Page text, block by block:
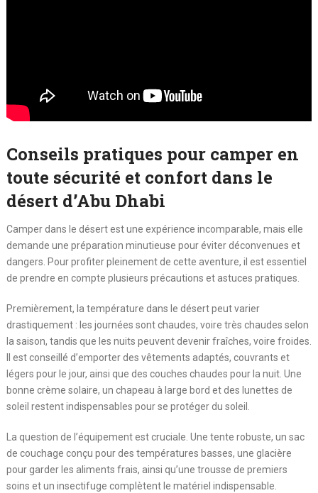
Conseils pratiques pour camper en
toute sécurité et confort dans le
désert d’Abu Dhabi
Camper dans le désert est une expérience incomparable, mais elle
demande une préparation minutieuse pour éviter déconvenues et
dangers. Pour profiter pleinement de cette aventure, il est essentiel
de prendre en compte plusieurs précautions et astuces pratiques.
Premièrement, la température dans le désert peut varier
drastiquement : les journées sont chaudes, voire très chaudes selon
la saison, tandis que les nuits peuvent devenir fraîches, voire froides.
Il est conseillé d’emporter des vêtements adaptés, couvrants et
légers pour le jour, ainsi que des couches chaudes pour la nuit. Une
bonne crème solaire, un chapeau à large bord et des lunettes de
soleil restent indispensables pour se protéger du soleil.
La question de l’équipement est cruciale. Une tente robuste, un sac
de couchage conçu pour des températures basses, une glacière
pour garder les aliments frais, ainsi qu’une trousse de premiers
soins et un insectifuge complètent le matériel indispensable.